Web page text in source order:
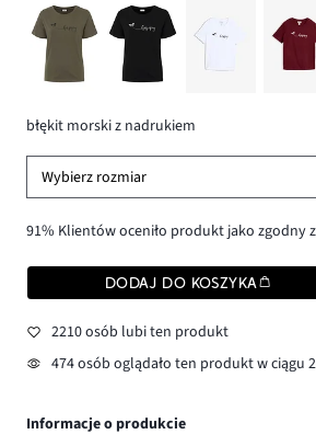
błękit morski z nadrukiem
Wybierz rozmiar
91% Klientów oceniło produkt jako zgodny
DODAJ DO KOSZYKA
2210 osób lubi ten produkt
474 osób oglądało ten produkt w ciągu
Informacje o produkcie